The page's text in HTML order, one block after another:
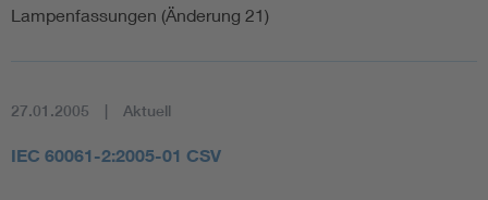
Lampenfassungen (Änderung 21)
27.01.2005 Aktuell
IEC 60061-2:2005-01 CSV